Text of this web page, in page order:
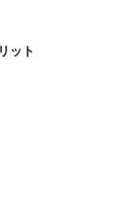
ット